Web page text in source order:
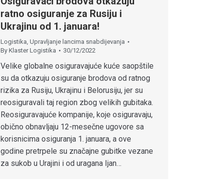
ratno osiguranje za Rusiju i
Ukrajinu od 1. januara!
Logistika Upravljanje lancima snabdijevanja
By Klaster Logistika 30/12/2022
Velike globalne osiguravajuće kuće saopštile
su da otkazuju osiguranje brodova od ratnog
rizika za Rusiju, Ukrajinu i Belorusiju, jer su
reosiguravali taj region zbog velikih gubitaka.
Reosiguravajuće kompanije, koje osiguravaju,
obično obnavljaju 12-mesečne ugovore sa
korisnicima osiguranja 1. januara, a ove
godine pretrpele su značajne gubitke vezane
za sukob u Urajini i od uragana Ijan…